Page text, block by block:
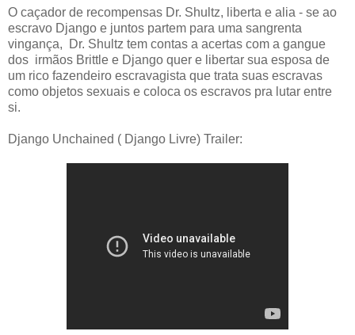
O caçador de recompensas Dr. Shultz, liberta e alia - se ao
escravo Django e juntos partem para uma sangrenta
vingança, Dr. Shultz tem contas a acertas com a gangue
dos irmãos Brittle e Django quer e libertar sua esposa de
um rico fazendeiro escravagista que trata suas escravas
como objetos sexuais e coloca os escravos pra lutar entre
si.
Django Unchained ( Django Livre) Trailer: